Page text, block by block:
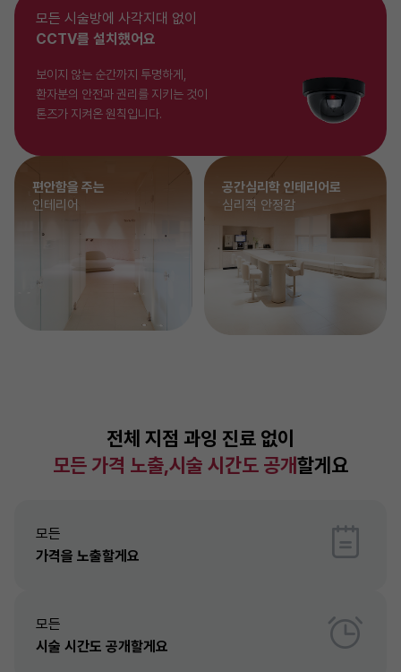
모든 시술방에 사각지대 없이
CCTV를 설치했어요
보이지 않는 순간까지 투명하게,
환자분의 안전과 권리를 지키는 것이
톤즈가 지켜온 원칙입니다.
편안함을 주는
인테리어
공간심리학 인테리어로
심리적 안정감
전체 지점 과잉 진료 없이
모든 가격 노출,시술 시간도 공개할게요
모든
가격을 노출할게요
모든
시술 시간도 공개할게요